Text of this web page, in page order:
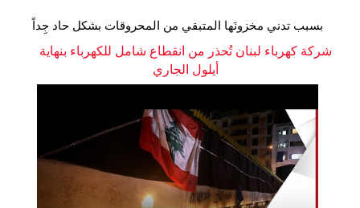
بسبب تدني مخزونَها المتبقي من المحروقات بشكل حاد جِداً
شركة كهرباء لبنان تُحذر من انقطاع شامل للكهرباء بنهاية
أيلول الجاري